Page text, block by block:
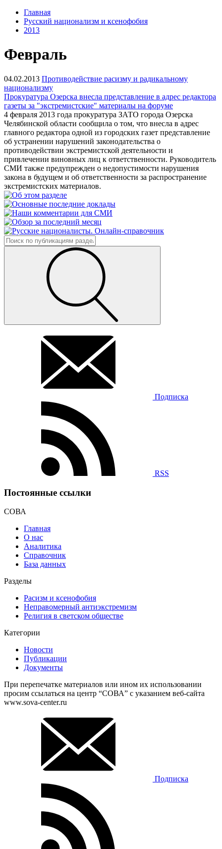
Главная
Русский национализм и ксенофобия
2013
Февраль
04.02.2013 Противодействие расизму и радикальному
национализму
Прокуратура Озерска внесла представление в адрес редактора
газеты за "экстремистские" материалы на форуме
4 февраля 2013 года прокуратура ЗАТО города Озерска
Челябинской области сообщила о том, что внесла в адрес
главного редактора одной из городских газет представление
об устранении нарушений законодательства о
противодействии экстремистской деятельности и
привлечении виновных лиц к ответственности. Руководитель
СМИ также предупрежден о недопустимости нарушения
закона в будущем и об ответственности за распространение
экстремистских материалов.
Подписка
RSS
Постоянные ссылки
СОВА
Главная
О нас
Аналитика
Справочник
База данных
Разделы
Расизм и ксенофобия
Неправомерный антиэкстремизм
Религия в светском обществе
Категории
Новости
Публикации
Документы
При перепечатке материалов или ином их использовании
просим ссылаться на центр “СОВА” с указанием веб-сайта
www.sova-center.ru
Подписка